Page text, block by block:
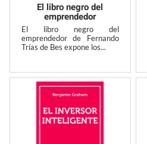
El libro negro del
emprendedor
El libro negro del
emprendedor de Fernando
Trías de Bes expone los...